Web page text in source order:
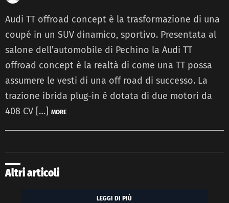
Audi TT offroad concept è la trasformazione di una
coupé in un SUV dinamico, sportivo. Presentata al
salone dell’automobile di Pechino la Audi TT
offroad concept è la realtà di come una TT possa
assumere le vesti di una off road di successo. La
trazione ibrida plug-in è dotata di due motori da
408 CV […] MORE
Altri articoli
LEGGI DI PIÙ